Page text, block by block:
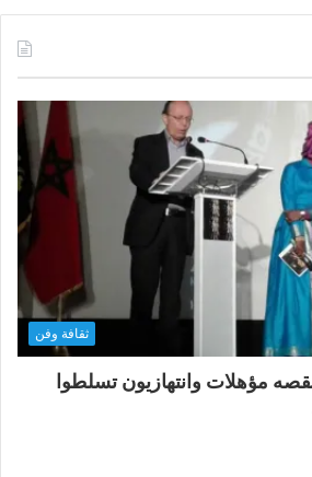
ثقافة وفن
مؤهلات وانتهازيون تسلطوا